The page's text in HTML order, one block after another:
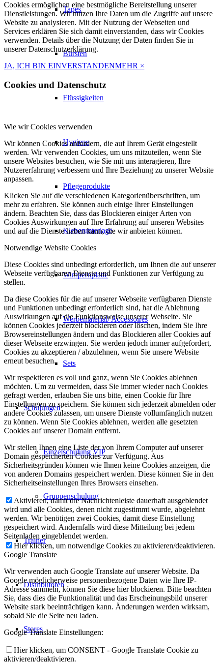
Tapes
Bürsten
Flüssigkeiten
Hygiene
Pflegeprodukte
Kleberunterlage
Wimpernplatte
Werbematerial/ Accessoires
Sets
Schulungen
Einzelschulung VIP
Gruppenschulung
Trainer
Distributoren
Stores
Cookies ermöglichen eine bestmögliche Bereitstellung unserer
Dienstleistungen. Wir nutzen Ihre Daten um die Zugriffe auf unsere
Website zu analysieren. Mit der Nutzung der Webseiten und
Services erklären Sie sich damit einverstanden, dass wir Cookies
verwenden. Details über die Nutzung der Daten finden Sie in
unserer Datenschutzerklärung.
JA, ICH BIN EINVERSTANDENMEHR ×
Cookies und Datenschutz
Wie wir Cookies verwenden
Wir können Cookies anfordern, die auf Ihrem Gerät eingestellt
werden. Wir verwenden Cookies, um uns mitzuteilen, wenn Sie
unsere Websites besuchen, wie Sie mit uns interagieren, Ihre
Nutzererfahrung verbessern und Ihre Beziehung zu unserer Website
anpassen.
Klicken Sie auf die verschiedenen Kategorienüberschriften, um
mehr zu erfahren. Sie können auch einige Ihrer Einstellungen
ändern. Beachten Sie, dass das Blockieren einiger Arten von
Cookies Auswirkungen auf Ihre Erfahrung auf unseren Websites
und auf die Dienste haben kann, die wir anbieten können.
Notwendige Website Cookies
Diese Cookies sind unbedingt erforderlich, um Ihnen die auf unserer
Webseite verfügbaren Dienste und Funktionen zur Verfügung zu
stellen.
Da diese Cookies für die auf unserer Webseite verfügbaren Dienste
und Funktionen unbedingt erforderlich sind, hat die Ablehnung
Auswirkungen auf die Funktionsweise unserer Webseite. Sie
können Cookies jederzeit blockieren oder löschen, indem Sie Ihre
Browsereinstellungen ändern und das Blockieren aller Cookies auf
dieser Webseite erzwingen. Sie werden jedoch immer aufgefordert,
Cookies zu akzeptieren / abzulehnen, wenn Sie unsere Website
erneut besuchen.
Wir respektieren es voll und ganz, wenn Sie Cookies ablehnen
möchten. Um zu vermeiden, dass Sie immer wieder nach Cookies
gefragt werden, erlauben Sie uns bitte, einen Cookie für Ihre
Einstellungen zu speichern. Sie können sich jederzeit abmelden oder
andere Cookies zulassen, um unsere Dienste vollumfänglich nutzen
zu können. Wenn Sie Cookies ablehnen, werden alle gesetzten
Cookies auf unserer Domain entfernt.
Wir stellen Ihnen eine Liste der von Ihrem Computer auf unserer
Domain gespeicherten Cookies zur Verfügung. Aus
Sicherheitsgründen können wie Ihnen keine Cookies anzeigen, die
von anderen Domains gespeichert werden. Diese können Sie in den
Sicherheitseinstellungen Ihres Browsers einsehen.
Aktivieren, damit die Nachrichtenleiste dauerhaft ausgeblendet
wird und alle Cookies, denen nicht zugestimmt wurde, abgelehnt
werden. Wir benötigen zwei Cookies, damit diese Einstellung
gespeichert wird. Andernfalls wird diese Mitteilung bei jedem
Seitenladen eingeblendet werden.
Hier klicken, um notwendige Cookies zu aktivieren/deaktivieren.
Google Translate
Wir verwenden auch Google Translate auf unserer Website. Da
Google möglicherweise personenbezogene Daten wie Ihre IP-
Adresse sammeln, können Sie diese hier blockieren. Bitte beachten
Sie, dass dies die Funktionalität und das Erscheinungsbild unserer
Website stark beeinträchtigen kann. Änderungen werden wirksam,
sobald Sie die Seite neu laden.
Google Translate Einstellungen:
Hier klicken, um CONSENT - Google Translate Cookie zu
aktivieren/deaktivieren.